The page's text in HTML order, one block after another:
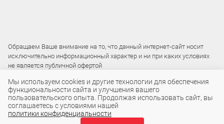
Обращаем Ваше внимание на то, что данный интернет-сайт носит
исключительно информационный характер и ни при каких условиях
не является публичной офертой
2015 – 2026 © ООО «Локос»
Мы используем cookies и другие технологии для обеспечения
функциональности сайта и улучшения вашего
пользовательского опыта. Продолжая использовать сайт, вы
соглашаетесь с условиями нашей
политики конфиденциальности